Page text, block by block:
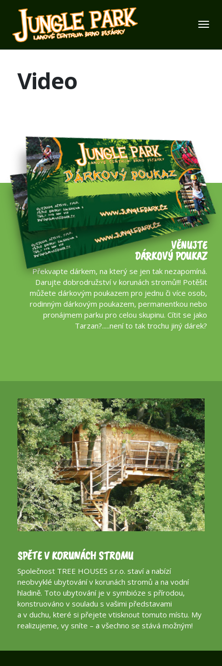
Video
VĚNUJTE
DÁRKOVÝ POUKAZ
Překvapte dárkem, na který se jen tak nezapomíná.
Darujte dobrodružství v korunách stromů!!! Potěšit
můžete dárkovým poukazem pro jednu či více osob,
rodinným dárkovým poukazem, permanentkou nebo
pronájmem parku pro celou skupinu. Cítit se jako
Tarzan?.....není to tak trochu jiný dárek?
SPĚTE V KORUNÁCH STROMU
Společnost TREE HOUSES s.r.o. staví a nabízí
neobvyklé ubytování v korunách stromů a na vodní
hladině. Toto ubytování je v symbióze s přírodou,
konstruováno v souladu s vašimi představami
a v duchu, které si přejete vtisknout tomuto místu. My
realizujeme, vy sníte – a všechno se stává možným!